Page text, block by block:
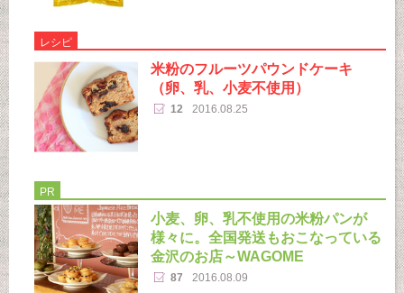
レシピ
米粉のフルーツパウンドケーキ
（卵、乳、小麦不使用）
12 2016.08.25
PR
小麦、卵、乳不使用の米粉パンが
様々に。全国発送もおこなっている
金沢のお店～WAGOME
87 2016.08.09